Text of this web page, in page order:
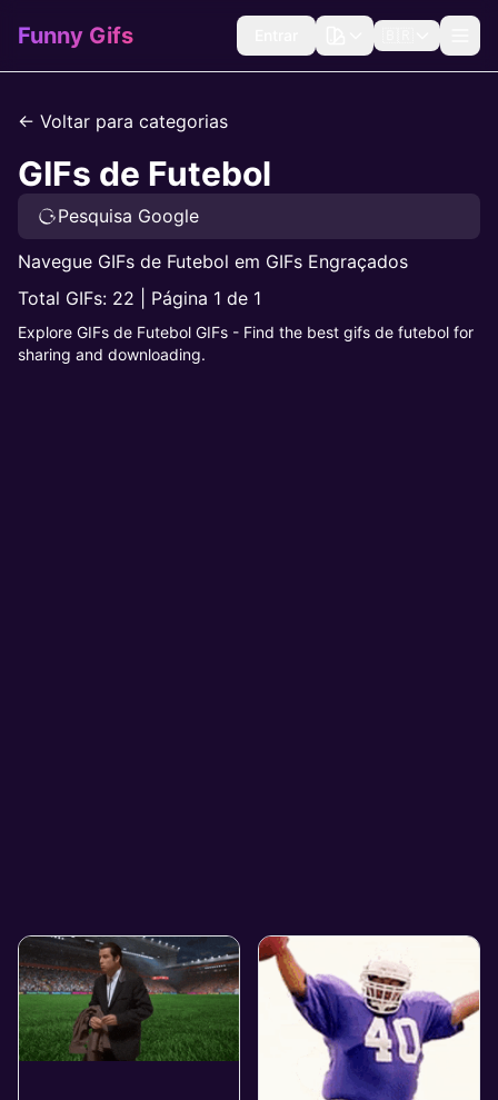
Funny Gifs
← Voltar para categorias
GIFs de Futebol
Pesquisa Google
Navegue GIFs de Futebol em GIFs Engraçados
Total GIFs: 22 | Página 1 de 1
Explore GIFs de Futebol GIFs - Find the best gifs de futebol for
sharing and downloading.